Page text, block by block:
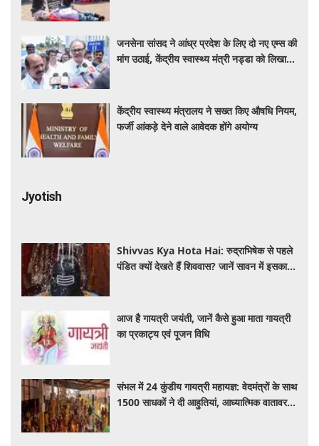
जनसेना सांसद ने आंध्र प्रदेश के लिए दो नए एम्स की
मांग उठाई, केंद्रीय स्वास्थ्य मंत्री नड्डा को लिखा
केंद्रीय स्वास्थ्य मंत्रालय ने सख्त किए औषधि नियम,
फर्जी आंकड़े देने वाले आवेदक होंगे अयोग्य
Jyotish
Shivvas Kya Hota Hai: रुद्राभिषेक से पहले
पंडित क्यों देखते हैं शिववास? जानें सावन में इसका
आज है गायत्री जयंती, जानें कैसे हुआ माता गायत्री
का प्रकाट्य एवं पूजन विधि
संभल में 24 कुंडीय गायत्री महायज्ञ: वेदमंत्रों के साथ
1500 साधकों ने दी आहुतियां, आध्यात्मिक वातावरण